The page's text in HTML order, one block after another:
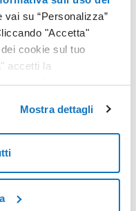
vai su “Personalizza”
"Accetta"
cookie sul tuo
accetti la
Mostra dettagli
e laureati per un totale
quanto previsto da